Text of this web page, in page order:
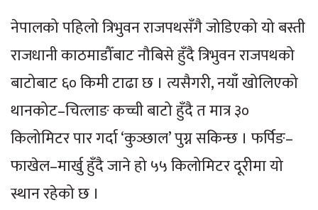
नेपालको पहिलो त्रिभुवन राजपथसँगै जोडिएको यो बस्ती
राजधानी काठमाडौँबाट नौबिसे हुँदै त्रिभुवन राजपथको
बाटोबाट ६० किमी टाढा छ । त्यसैगरी, नयाँ खोलिएको
थानकोट–चित्लाङ कच्ची बाटो हुँदै त मात्र ३०
किलोमिटर पार गर्दा ‘कुञ्छाल’ पुग्न सकिन्छ । फर्पिङ–
फाखेल–मार्खु हुँदै जाने हो ५५ किलोमिटर दूरीमा यो
स्थान रहेको छ ।